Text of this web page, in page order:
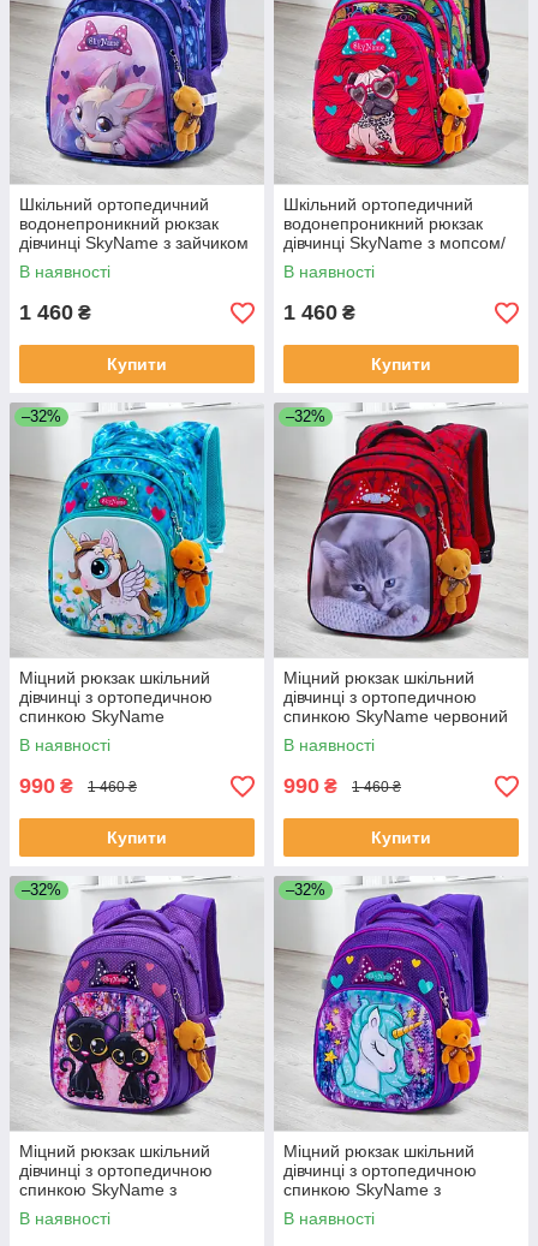
Шкільний ортопедичний
водонепроникний рюкзак
дівчинці SkyName з зайчиком
Маленький нейлоновий
дівчачий портфель для
В наявності
1 460 ₴
Купити
Шкільний ортопедичний
водонепроникний рюкзак
дівчинці SkyName з мопсом/
Маленький нейлоновий
дівчачий портфель для
В наявності
1 460 ₴
Купити
–32%
Міцний рюкзак шкільний
дівчинці з ортопедичною
спинкою SkyName
"Єдиноріг"/ Водонепроникний
блакитний портфель для
В наявності
990 ₴ 1 460 ₴
Купити
–32%
Міцний рюкзак шкільний
дівчинці з ортопедичною
спинкою SkyName червоний
"Котик"/ Водонепроникний
портфель для школи 1-4 клас
В наявності
990 ₴ 1 460 ₴
Купити
–32%
Міцний рюкзак шкільний
дівчинці з ортопедичною
спинкою SkyName з
котиками/ Водонепроникний
портфель для школи 1-4 клас
В наявності
–32%
Міцний рюкзак шкільний
дівчинці з ортопедичною
спинкою SkyName з
конячкою/ Водонепроникний
портфель для школи 1-4 клас
В наявності